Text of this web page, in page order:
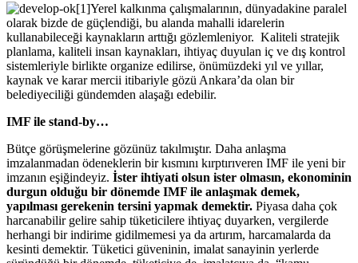
Yerel kalkınma çalışmalarının, dünyadakine paralel
olarak bizde de güçlendiği, bu alanda mahalli idarelerin
kullanabileceği kaynakların arttığı gözlemleniyor. Kaliteli stratejik
planlama, kaliteli insan kaynakları, ihtiyaç duyulan iç ve dış kontrol
sistemleriyle birlikte organize edilirse, önümüzdeki yıl ve yıllar,
kaynak ve karar mercii itibariyle gözü Ankara’da olan bir
belediyeciliği gündemden alaşağı edebilir.
IMF ile stand-by…
Bütçe görüşmelerine gözünüz takılmıştır. Daha anlaşma
imzalanmadan ödeneklerin bir kısmını kırptırıveren IMF ile yeni bir
imzanın eşiğindeyiz. İster ihtiyati olsun ister olmasın, ekonominin
durgun olduğu bir dönemde IMF ile anlaşmak demek,
yapılması gerekenin tersini yapmak demektir. Piyasa daha çok
harcanabilir gelire sahip tüketicilere ihtiyaç duyarken, vergilerde
herhangi bir indirime gidilmemesi ya da artırım, harcamalarda da
kesinti demektir. Tüketici güveninin, imalat sanayinin yerlerde